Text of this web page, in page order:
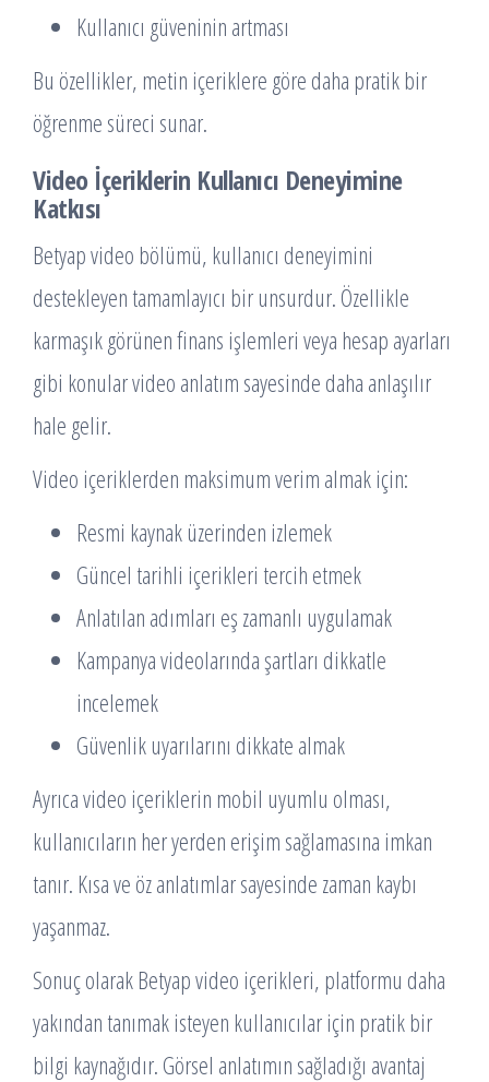
Kullanıcı güveninin artması
Bu özellikler, metin içeriklere göre daha pratik bir
öğrenme süreci sunar.
Video İçeriklerin Kullanıcı Deneyimine
Katkısı
Betyap video bölümü, kullanıcı deneyimini
destekleyen tamamlayıcı bir unsurdur. Özellikle
karmaşık görünen finans işlemleri veya hesap ayarları
gibi konular video anlatım sayesinde daha anlaşılır
hale gelir.
Video içeriklerden maksimum verim almak için:
Resmi kaynak üzerinden izlemek
Güncel tarihli içerikleri tercih etmek
Anlatılan adımları eş zamanlı uygulamak
Kampanya videolarında şartları dikkatle
incelemek
Güvenlik uyarılarını dikkate almak
Ayrıca video içeriklerin mobil uyumlu olması,
kullanıcıların her yerden erişim sağlamasına imkan
tanır. Kısa ve öz anlatımlar sayesinde zaman kaybı
yaşanmaz.
Sonuç olarak Betyap video içerikleri, platformu daha
yakından tanımak isteyen kullanıcılar için pratik bir
bilgi kaynağıdır. Görsel anlatımın sağladığı avantaj